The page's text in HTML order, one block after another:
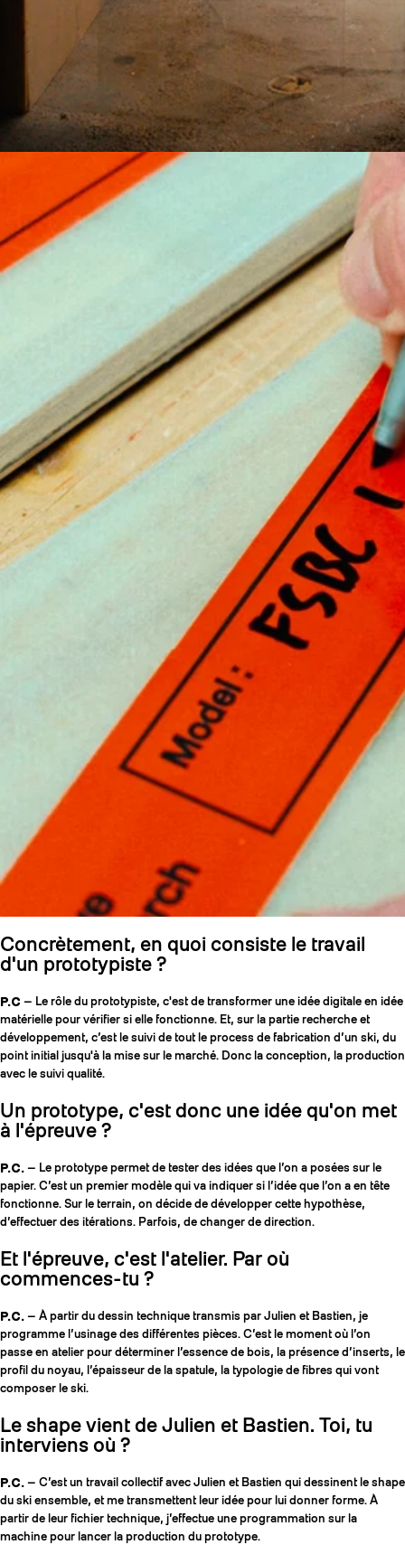
Concrètement, en quoi consiste le travail
d'un prototypiste ?
P.C — Le rôle du prototypiste, c'est de transformer une idée digitale en idée
matérielle pour vérifier si elle fonctionne. Et, sur la partie recherche et
développement, c’est le suivi de tout le process de fabrication d’un ski, du
point initial jusqu'à la mise sur le marché. Donc la conception, la production
avec le suivi qualité.
Un prototype, c'est donc une idée qu'on met
à l'épreuve ?
P.C. — Le prototype permet de tester des idées que l’on a posées sur le
papier. C’est un premier modèle qui va indiquer si l’idée que l’on a en tête
fonctionne. Sur le terrain, on décide de développer cette hypothèse,
d’effectuer des itérations. Parfois, de changer de direction.
Et l'épreuve, c'est l'atelier. Par où
commences-tu ?
P.C. — À partir du dessin technique transmis par Julien et Bastien, je
programme l’usinage des différentes pièces. C’est le moment où l’on
passe en atelier pour déterminer l’essence de bois, la présence d’inserts, le
profil du noyau, l’épaisseur de la spatule, la typologie de fibres qui vont
composer le ski.
Le shape vient de Julien et Bastien. Toi, tu
interviens où ?
P.C. — C’est un travail collectif avec Julien et Bastien qui dessinent le shape
du ski ensemble, et me transmettent leur idée pour lui donner forme. À
partir de leur fichier technique, j’effectue une programmation sur la
machine pour lancer la production du prototype.